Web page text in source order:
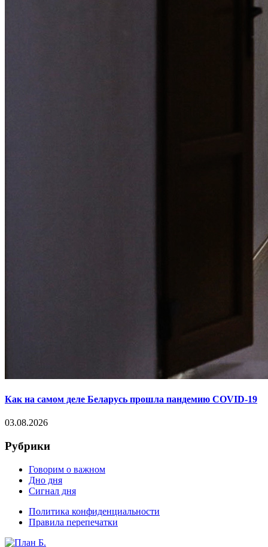
Как на самом деле Беларусь прошла пандемию COVID-19
03.08.2026
Рубрики
Говорим о важном
Дно дня
Сигнал дня
Политика конфиденциальности
Правила перепечатки